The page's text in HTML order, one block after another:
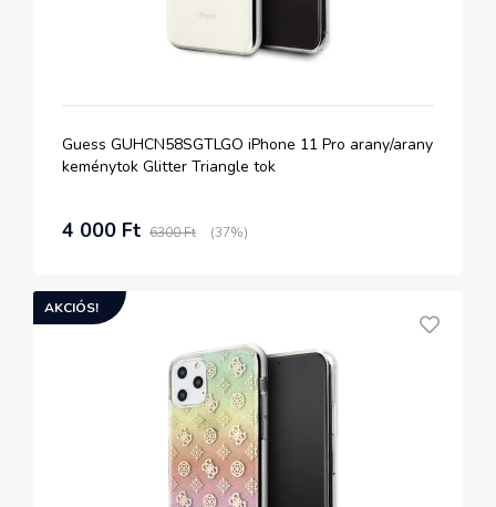
Guess GUHCN58SGTLGO iPhone 11 Pro arany/arany
keménytok Glitter Triangle tok
4 000 Ft 6300 Ft (37%)
AKCIÓS!